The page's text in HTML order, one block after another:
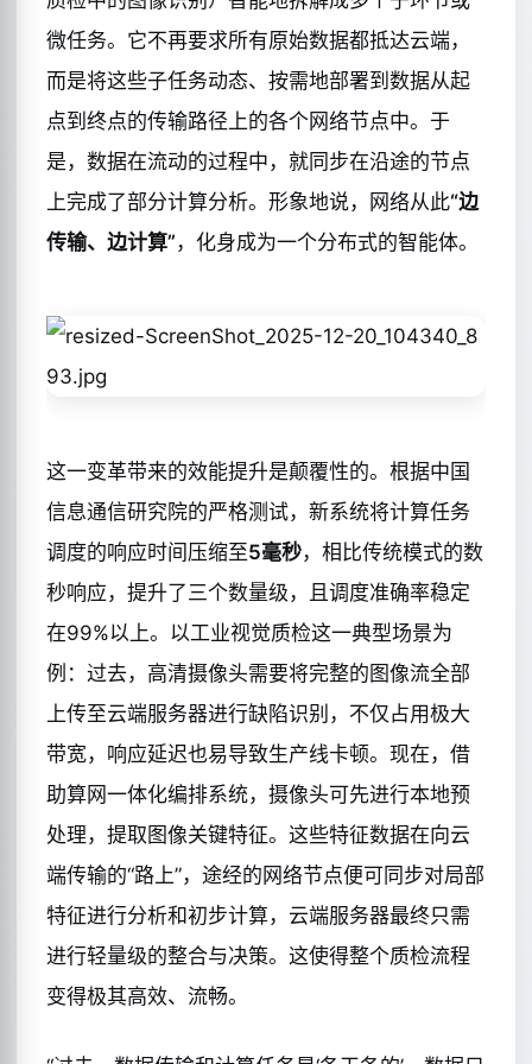
微任务。它不再要求所有原始数据都抵达云端，
而是将这些子任务动态、按需地部署到数据从起
点到终点的传输路径上的各个网络节点中。于
是，数据在流动的过程中，就同步在沿途的节点
上完成了部分计算分析。形象地说，网络从此“边
传输、边计算” ，化身成为一个分布式的智能体。
这一变革带来的效能提升是颠覆性的。根据中国
信息通信研究院的严格测试，新系统将计算任务
调度的响应时间压缩至5毫秒，相比传统模式的数
秒响应，提升了三个数量级，且调度准确率稳定
在99%以上。以工业视觉质检这一典型场景为
例：过去，高清摄像头需要将完整的图像流全部
上传至云端服务器进行缺陷识别，不仅占用极大
带宽，响应延迟也易导致生产线卡顿。现在，借
助算网一体化编排系统，摄像头可先进行本地预
处理，提取图像关键特征。这些特征数据在向云
端传输的“路上”，途经的网络节点便可同步对局部
特征进行分析和初步计算，云端服务器最终只需
进行轻量级的整合与决策。这使得整个质检流程
变得极其高效、流畅。